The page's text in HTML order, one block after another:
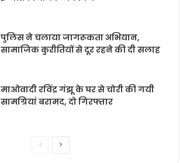
पुलिस ने चलाया जागरूकता अभियान,
सामाजिक कुरीतियों से दूर रहने की दी सलाह
माओवादी रविंद्र गंझू के घर से चोरी की गयी
सामग्रियां बरामद, दो गिरफ्तार
PreviousNext